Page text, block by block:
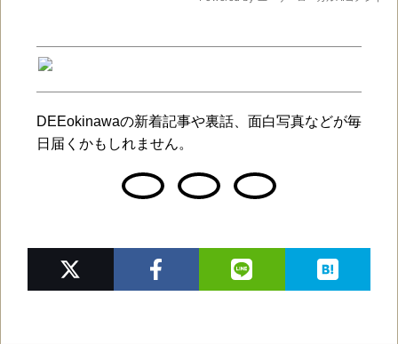
DEEokinawaの新着記事や裏話、面白写真などが毎
日届くかもしれません。